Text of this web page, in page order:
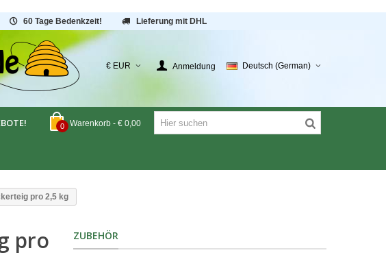
60 Tage Bedenkzeit! Lieferung mit DHL
€ EUR Anmeldung Deutsch (German)
0 Warenkorb - € 0,00
pro 2,5 kg
pro
ZUBEHÖR